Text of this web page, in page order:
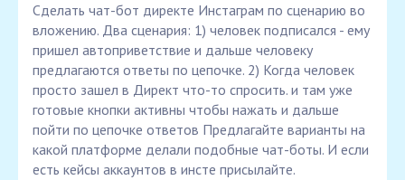
Сделать чат-бот директе Инстаграм по сценарию во
вложению. Два сценария: 1) человек подписался - ему
пришел автоприветствие и дальше человеку
предлагаются ответы по цепочке. 2) Когда человек
просто зашел в Директ что-то спросить. и там уже
готовые кнопки активны чтобы нажать и дальше
пойти по цепочке ответов Предлагайте варианты на
какой платформе делали подобные чат-боты. И если
есть кейсы аккаунтов в инсте присылайте.